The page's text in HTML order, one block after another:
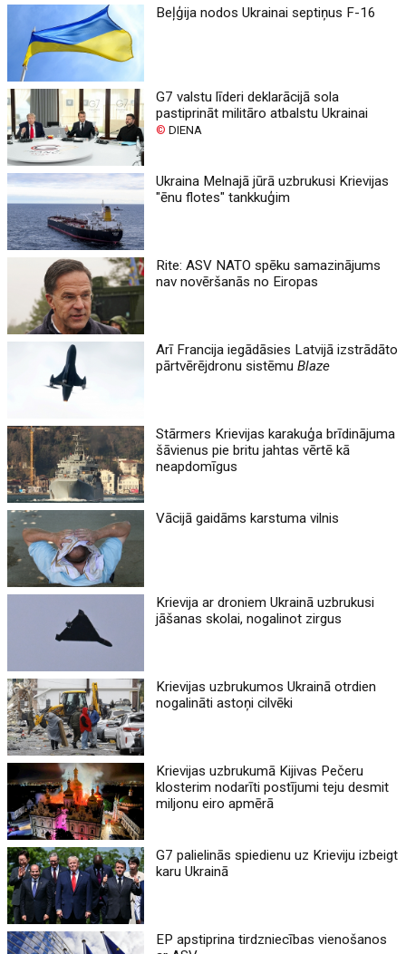
Beļģija nodos Ukrainai septiņus F-16
G7 valstu līderi deklarācijā sola
pastiprināt militāro atbalstu Ukrainai
© DIENA
Ukraina Melnajā jūrā uzbrukusi Krievijas
"ēnu flotes" tankkuģim
Rite: ASV NATO spēku samazinājums
nav novēršanās no Eiropas
Arī Francija iegādāsies Latvijā izstrādāto
pārtvērējdronu sistēmuBlaze
Stārmers Krievijas karakuģa brīdinājuma
šāvienus pie britu jahtas vērtē kā
neapdomīgus
Vācijā gaidāms karstuma vilnis
Krievija ar droniem Ukrainā uzbrukusi
jāšanas skolai, nogalinot zirgus
Krievijas uzbrukumos Ukrainā otrdien
nogalināti astoņi cilvēki
Krievijas uzbrukumā Kijivas Pečeru
klosterim nodarīti postījumi teju desmit
miljonu eiro apmērā
G7 palielinās spiedienu uz Krieviju izbeigt
karu Ukrainā
EP apstiprina tirdzniecības vienošanos